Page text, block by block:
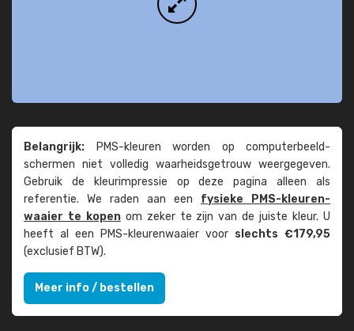
Belangrijk: PMS-kleuren worden op computer­beeld­
schermen niet volledig waarheids­­getrouw weer­gegeven.
Gebruik de kleur­impressie op deze pagina alleen als
referentie. We raden aan een fysieke PMS-kleuren­
waaier te kopenom zeker te zijn van de juiste kleur. U
heeft al een PMS-kleuren­waaier voor slechts €179,95
(exclusief BTW).
Meer info / bestellen